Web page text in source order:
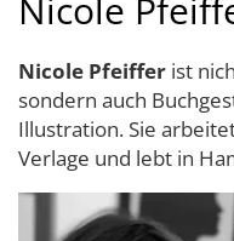
Nicole
Nicole Pfeiffer ist
sondern auch
Illustration. Sie
Verlage und lebt in